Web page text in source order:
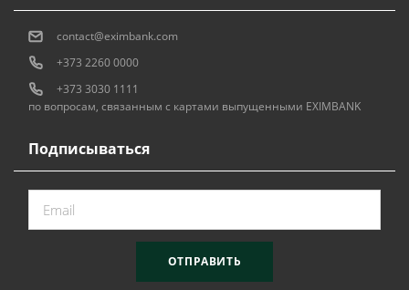
Подписываться
ОТПРАВИТЬ
contact@eximbank.com
+373 2260 0000
+373 3030 1111
по вопросам, связанным с картами выпущенными EXIMBANK